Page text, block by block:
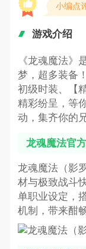
小编点
游戏介绍
《龙魂魔法》
梦，超多装备
初级时装、【
精彩纷呈，等
动，集齐你的
龙魂魔法官
龙魂魔法（影
材与极致战斗
单职业设定，
机制，带来酣